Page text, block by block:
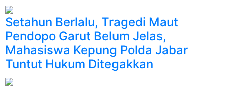
Setahun Berlalu, Tragedi Maut
Pendopo Garut Belum Jelas,
Mahasiswa Kepung Polda Jabar
Tuntut Hukum Ditegakkan